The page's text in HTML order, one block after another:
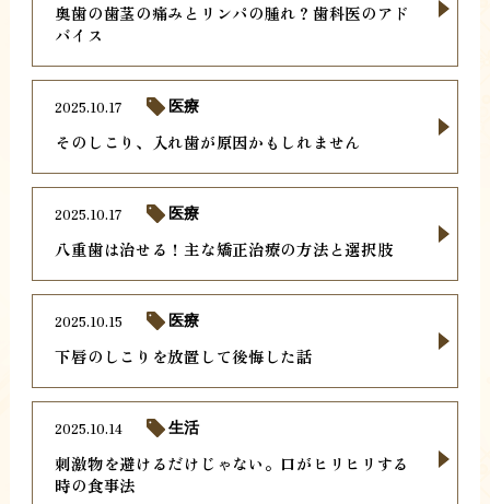
奥歯の歯茎の痛みとリンパの腫れ？歯科医のアド
バイス
そのしこり、入れ歯が原因かもしれません
2025.10.17 医療
八重歯は治せる！主な矯正治療の方法と選択肢
2025.10.17 医療
下唇のしこりを放置して後悔した話
2025.10.15 医療
刺激物を避けるだけじゃない。口がヒリヒリする
時の食事法
2025.10.14 生活